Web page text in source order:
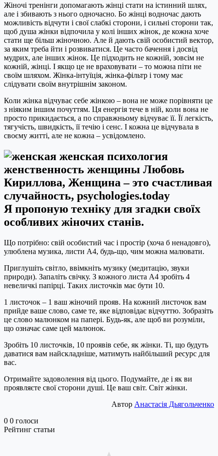
Жіночі тренінги допомагають жінці стати на істинний шлях,
але і збивають з нього одночасно. Бо жінці водночас дають
можливість відчути і свої слабкі сторони, і сильні сторони так,
щоб душа жінки відпочила у колі інших жінок, де кожна хоче
стати ще більш жіночною. Але й дають свій особистий вектор,
за яким треба йти і розвиватися. Це часто бачення і досвід
мудрих, але інших жінок. Це підходить не кожній, зовсім не
кожній, жінці. І якщо це не враховувати – то можна піти не
своїм шляхом. Жінка-інтуїція, жінка-фільтр і тому має
слідувати своїм внутрішнім законом.
Коли жінка відчуває себе жінкою – вона не може порівняти це
з ніяким іншим почуттям. Ця енергія тече в ній, коли вона не
просто прикидається, а по справжньому відчуває її. Її легкість,
тягучість, швидкість, її течію і сенс. І кожна це відчувала в
своєму житті, але не кожна – усвідомлено.
Я пропоную техніку для згадки своїх
особливих жіночих станів.
Що потрібно: свій особистий час і простір (хоча б ненадовго),
улюблена музика, листи А4, будь-що, чим можна малювати.
Приглушіть світло, ввімкніть музику (медитацію, звуки
природи). Запаліть свічку. З кожного листа А4 зробіть 4
невеличкі папірці. Таких листочків має бути 10.
1 листочок – 1 ваш жіночий прояв. На кожний листочок вам
прийде ваше слово, саме те, яке відповідає відчуттю. Зобразіть
це слово малюнком на папері. Будь-як, але щоб ви розуміли,
що означає саме цей малюнок.
Зробіть 10 листочків, 10 проявів себе, як жінки. Ті, що будуть
даватися вам найскладніше, матимуть найбільший ресурс для
вас.
Отримайте задоволення від цього. Подумайте, де і як ви
проявляєте свої сторони душі. Це ваш світ. Світ жінки.
Автор Анастасія Дьягольченко
0 0 голоси
Рейтинг статьи